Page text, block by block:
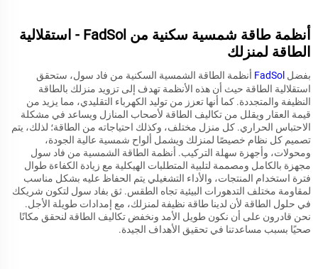
أنظمة طاقة شمسية سكنية من FadSol - استقلالية
الطاقة لمنزلك
بفضلFadSolأنظمة الطاقة الشمسية السكنية من فاد سول، ستحقق
استقلالية الطاقة حيث أن هذه الأنظمة تهدف إلى تزويد منزلك بالطاقة
النظيفة والمتجددة. كما أنها تعزز من توليد الكهرباء التقليدي، مما يزيد من
قيمة العقار ويقلل من تكاليف الطاقة لأصحاب المنازل ويساعد في مشكلة
الاحتباس الحراري. كل منزل مختلف، وكذلك احتياجاته من الطاقة؛ لذلك، يتم
تصميم كل نظام خصيصًا لمنزلك ويشمل ألواح شمسية عالية الجودة،
ومحولات، وأجهزة سهلة التركيب. أنظمة الطاقة الشمسية من فاد سول
مجهزة بالكامل ومصممة لتلبية المتطلبات الهيكلية مع زيادة الكفاءة طوال
فترة استخدام المنتجات، والأداء التشغيلي يتم الحفاظ عليه بشكل مناسب
لمقاومة مختلف التدهورات البيئية تجاه الطقس. ثق بفاد سول لتكون شريكك
في حلول الطاقة لأن لدينا طاقة نظيفة لمنزلك، مع إمدادات طويلة الأجل.
نحن قادرون على أن نكون طويل الأمد ونخفض تكاليف الطاقة لنحقق مكانًا
صحيًا بسبب مساعدتنا في تحقيق الأهداف الجيدة.